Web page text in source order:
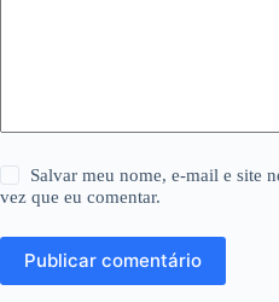
Salvar meu nome, e-mail e site
vez que eu comentar.
Publicar comentário